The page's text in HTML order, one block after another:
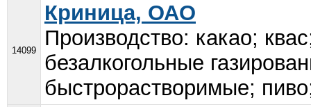
14099
Криница, ОАО
Производство: какао;
безалкогольные
быстрорастворимые;